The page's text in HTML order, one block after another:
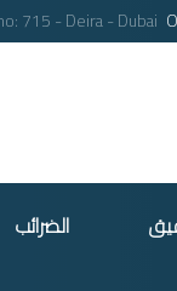
715 - Deira - Dubai
الضرائب